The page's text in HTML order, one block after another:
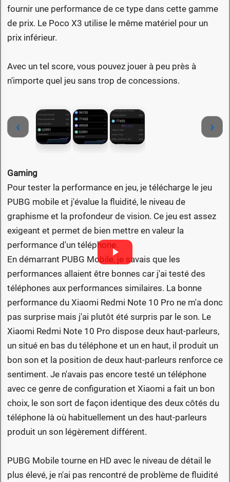
fournir une performance de ce type dans cette gamme
de prix. Le Poco X3 utilise le même matériel pour un
prix inférieur.
Avec un tel score, vous pouvez jouer à peu près à
n'importe quel jeu sans trop de concessions.
‹ ›
Gaming
Pour tester la performance en jeu, je télécharge le jeu
PUBG mobile et j'évalue la fluidité, le niveau de
graphisme et la profondeur de vision. Ce jeu est assez
exigeant et permet de bien mettre en valeur la
performance d'un téléphone.
En démarrant PUBG Mobile, je savais que les
performances allaient être bonnes car j'ai testé des
téléphones aux performances similaires. La bonne
performance du Xiaomi Redmi Note 10 Pro ne m'a donc
pas surprise mais j'ai plutôt été surpris par le son. Le
Xiaomi Redmi Note 10 Pro dispose deux haut-parleurs,
un situé en bas du téléphone et un en haut, il produit un
bon son et la position de deux haut-parleurs renforce ce
sentiment. Je n'avais pas encore testé un téléphone
avec ce genre de configuration et Xiaomi a fait un bon
choix, le son sort de façon identique des deux côtés du
téléphone là où habituellement un des haut-parleurs
produit un son légèrement différent.
PUBG Mobile tourne en HD avec le niveau de détail le
plus élevé, je n'ai pas rencontré de problème de fluidité